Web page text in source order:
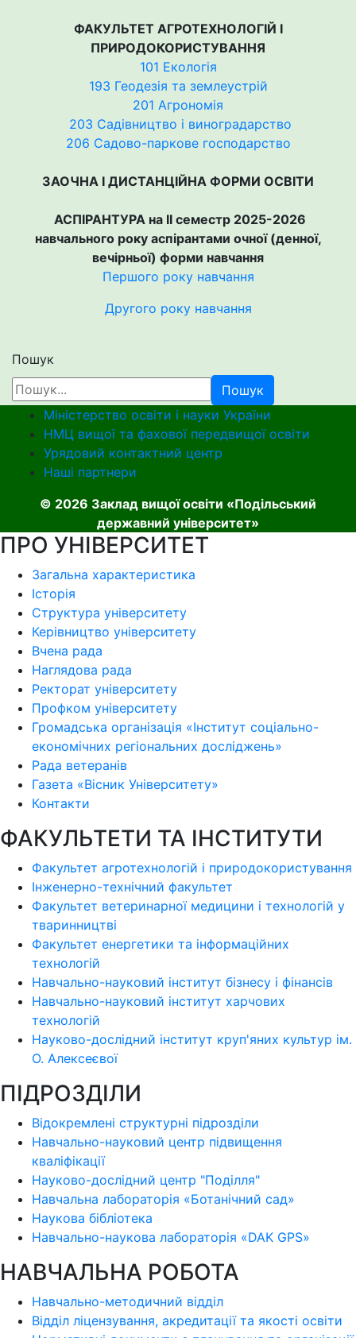
ФАКУЛЬТЕТ АГРОТЕХНОЛОГІЙ І
ПРИРОДОКОРИСТУВАННЯ
101 Екологія
193 Геодезія та землеустрій
201 Агрономія
203 Садівництво і виноградарство
206 Садово-паркове господарство
ЗАОЧНА І ДИСТАНЦІЙНА ФОРМИ ОСВІТИ
АСПІРАНТУРА на ІІ семестр 2025-2026
навчального року аспірантами очної (денної,
вечірньої) форми навчання
Першого року навчання
Другого року навчання
Пошук
Пошук
Міністерство освіти і науки України
НМЦ вищої та фахової передвищої освіти
Урядовий контактний центр
Наші партнери
© 2026 Заклад вищої освіти «Подільський
державний університет»
ПРО УНІВЕРСИТЕТ
Загальна характеристика
Історія
Структура університету
Керівництво університету
Вчена рада
Наглядова рада
Ректорат університету
Профком університету
Громадська організація «Інститут соціально-
економічних регіональних досліджень»
Рада ветеранів
Газета «Вісник Університету»
Контакти
ФАКУЛЬТЕТИ ТА ІНСТИТУТИ
Факультет агротехнологій і природокористування
Інженерно-технічний факультет
Факультет ветеринарної медицини і технологій у
тваринництві
Факультет енергетики та інформаційних
технологій
Навчально-науковий інститут бізнесу і фінансів
Навчально-науковий інститут харчових
технологій
Науково-дослідний інститут круп'яних культур ім.
О. Алексеєвої
ПІДРОЗДІЛИ
Відокремлені структурні підрозділи
Навчально-науковий центр підвищення
кваліфікації
Науково-дослідний центр "Поділля"
Навчальна лабораторія «Ботанічний сад»
Наукова бібліотека
Навчально-наукова лабораторія «DAK GPS»
НАВЧАЛЬНА РОБОТА
Навчально-методичний відділ
Відділ ліцензування, акредитації та якості освіти